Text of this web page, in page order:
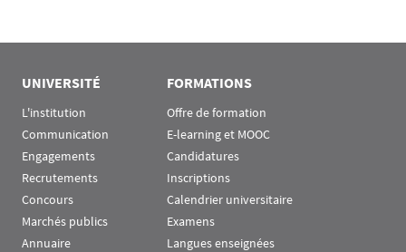
UNIVERSITÉ
L'institution
Communication
Engagements
Recrutements
Concours
Marchés publics
Annuaire
FORMATIONS
Offre de formation
E-learning et MOOC
Candidatures
Inscriptions
Calendrier universitaire
Examens
Langues enseignées